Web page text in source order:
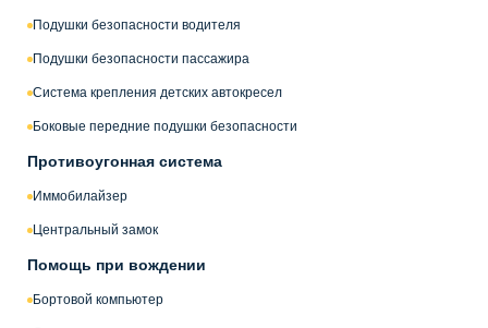
Подушки безопасности водителя
Подушки безопасности пассажира
Система крепления детских автокресел
Боковые передние подушки безопасности
Противоугонная система
Иммобилайзер
Центральный замок
Помощь при вождении
Бортовой компьютер